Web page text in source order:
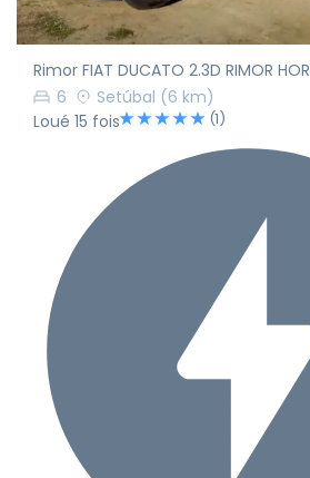
Rimor FIAT DUCATO 2.3D RIMOR
6
Setúbal (6 km)
Loué 15 fois
(1)